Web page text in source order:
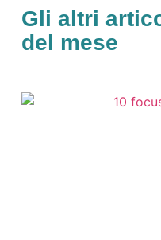
Gli altri
del mese